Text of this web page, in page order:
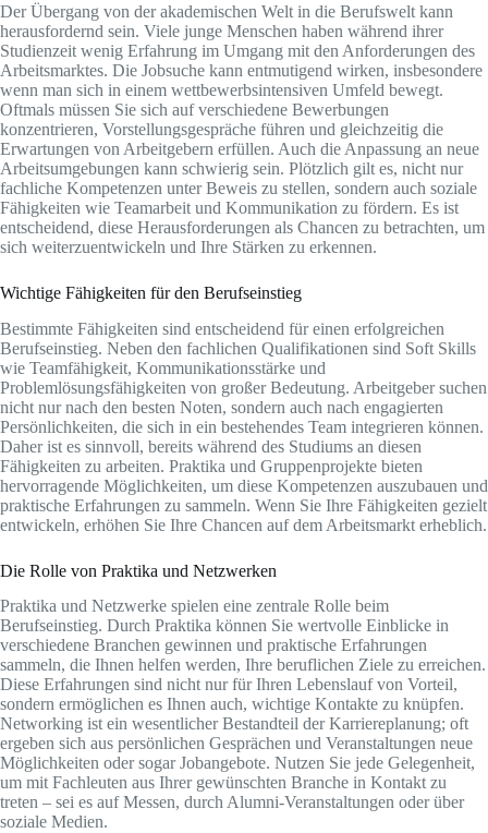
Der Übergang von der akademischen Welt in die Berufswelt kann
herausfordernd sein. Viele junge Menschen haben während ihrer
Studienzeit wenig Erfahrung im Umgang mit den Anforderungen des
Arbeitsmarktes. Die Jobsuche kann entmutigend wirken, insbesondere
wenn man sich in einem wettbewerbsintensiven Umfeld bewegt.
Oftmals müssen Sie sich auf verschiedene Bewerbungen
konzentrieren, Vorstellungsgespräche führen und gleichzeitig die
Erwartungen von Arbeitgebern erfüllen. Auch die Anpassung an neue
Arbeitsumgebungen kann schwierig sein. Plötzlich gilt es, nicht nur
fachliche Kompetenzen unter Beweis zu stellen, sondern auch soziale
Fähigkeiten wie Teamarbeit und Kommunikation zu fördern. Es ist
entscheidend, diese Herausforderungen als Chancen zu betrachten, um
sich weiterzuentwickeln und Ihre Stärken zu erkennen.
Wichtige Fähigkeiten für den Berufseinstieg
Bestimmte Fähigkeiten sind entscheidend für einen erfolgreichen
Berufseinstieg. Neben den fachlichen Qualifikationen sind Soft Skills
wie Teamfähigkeit, Kommunikationsstärke und
Problemlösungsfähigkeiten von großer Bedeutung. Arbeitgeber suchen
nicht nur nach den besten Noten, sondern auch nach engagierten
Persönlichkeiten, die sich in ein bestehendes Team integrieren können.
Daher ist es sinnvoll, bereits während des Studiums an diesen
Fähigkeiten zu arbeiten. Praktika und Gruppenprojekte bieten
hervorragende Möglichkeiten, um diese Kompetenzen auszubauen und
praktische Erfahrungen zu sammeln. Wenn Sie Ihre Fähigkeiten gezielt
entwickeln, erhöhen Sie Ihre Chancen auf dem Arbeitsmarkt erheblich.
Die Rolle von Praktika und Netzwerken
Praktika und Netzwerke spielen eine zentrale Rolle beim
Berufseinstieg. Durch Praktika können Sie wertvolle Einblicke in
verschiedene Branchen gewinnen und praktische Erfahrungen
sammeln, die Ihnen helfen werden, Ihre beruflichen Ziele zu erreichen.
Diese Erfahrungen sind nicht nur für Ihren Lebenslauf von Vorteil,
sondern ermöglichen es Ihnen auch, wichtige Kontakte zu knüpfen.
Networking ist ein wesentlicher Bestandteil der Karriereplanung; oft
ergeben sich aus persönlichen Gesprächen und Veranstaltungen neue
Möglichkeiten oder sogar Jobangebote. Nutzen Sie jede Gelegenheit,
um mit Fachleuten aus Ihrer gewünschten Branche in Kontakt zu
treten – sei es auf Messen, durch Alumni-Veranstaltungen oder über
soziale Medien.